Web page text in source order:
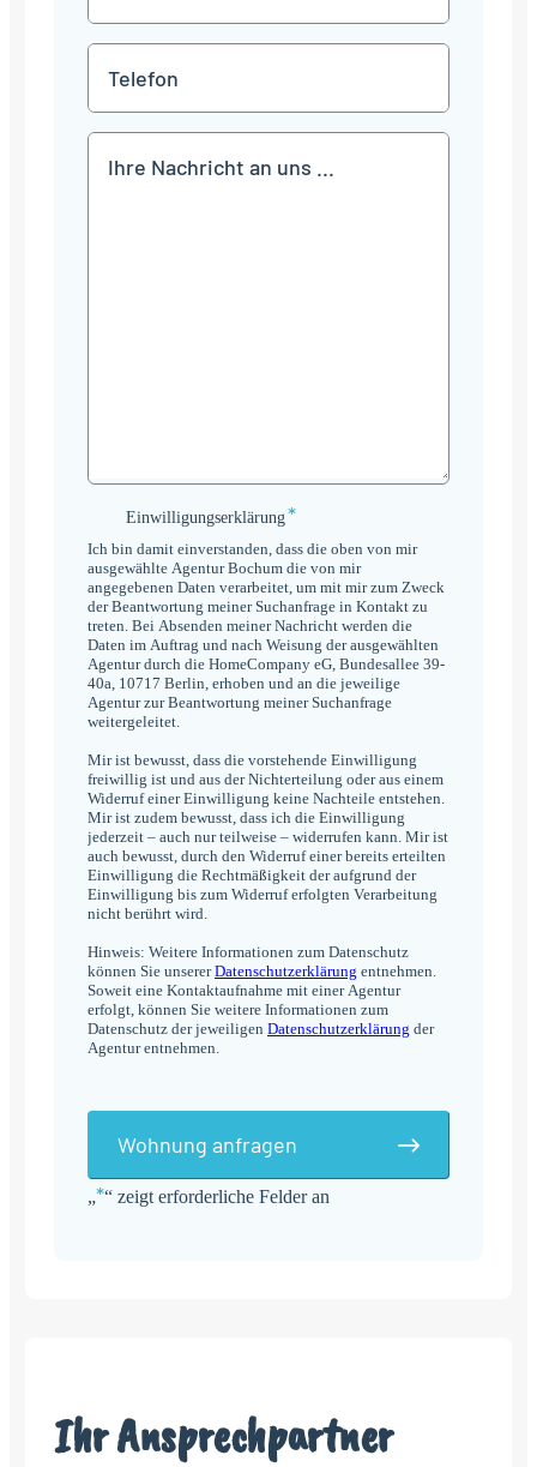
„*“ zeigt erforderliche Felder an
Mail
*
Einwilligungserklärung
Einwilligungserklärung*
Ich bin damit einverstanden, dass die oben von mir
ausgewählte Agentur Bochum die von mir
angegebenen Daten verarbeitet, um mit mir zum Zweck
der Beantwortung meiner Suchanfrage in Kontakt zu
treten. Bei Absenden meiner Nachricht werden die
Daten im Auftrag und nach Weisung der ausgewählten
Agentur durch die HomeCompany eG, Bundesallee 39-
40a, 10717 Berlin, erhoben und an die jeweilige
Agentur zur Beantwortung meiner Suchanfrage
weitergeleitet.
Mir ist bewusst, dass die vorstehende Einwilligung
freiwillig ist und aus der Nichterteilung oder aus einem
Widerruf einer Einwilligung keine Nachteile entstehen.
Mir ist zudem bewusst, dass ich die Einwilligung
jederzeit – auch nur teilweise – widerrufen kann. Mir ist
auch bewusst, durch den Widerruf einer bereits erteilten
Einwilligung die Rechtmäßigkeit der aufgrund der
Einwilligung bis zum Widerruf erfolgten Verarbeitung
nicht berührt wird.
Hinweis: Weitere Informationen zum Datenschutz
können Sie unsererDatenschutzerklärung entnehmen.
Soweit eine Kontaktaufnahme mit einer Agentur
erfolgt, können Sie weitere Informationen zum
Datenschutz der jeweiligen Datenschutzerklärung der
Agentur entnehmen.
Wohnung anfragen
Ihr Ansprechpartner